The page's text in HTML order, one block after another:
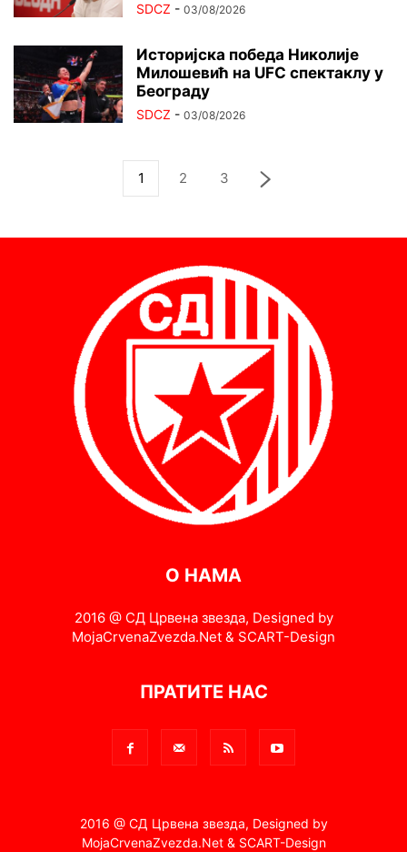
SDCZ - 03/08/2026
Историјска победа Николије
Милошевић на UFC спектаклу у
Београду
SDCZ - 03/08/2026
1 2 3
О НАМА
2016 @ СД Црвена звезда, Designed by
MojaCrvenaZvezda.Net & SCART-Design
ПРАТИТЕ НАС
2016 @ СД Црвена звезда, Designed by
MojaCrvenaZvezda.Net & SCART-Design